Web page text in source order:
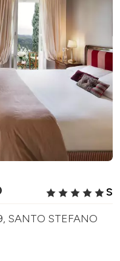
S
SANTO STEFANO